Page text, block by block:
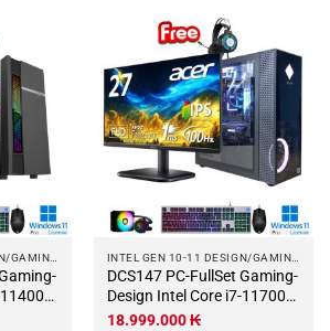
21.5″
16Gb M.2 NVME 500Gb
PSU 500W Wifi KB-Chuột
(Không có màn hình).jpg
6
DCS147 PC-FullSet Gaming-
Design Intel Core i7-11700F
2.5Ghz Turbo 4.9Ghz 8
18.999.000₭